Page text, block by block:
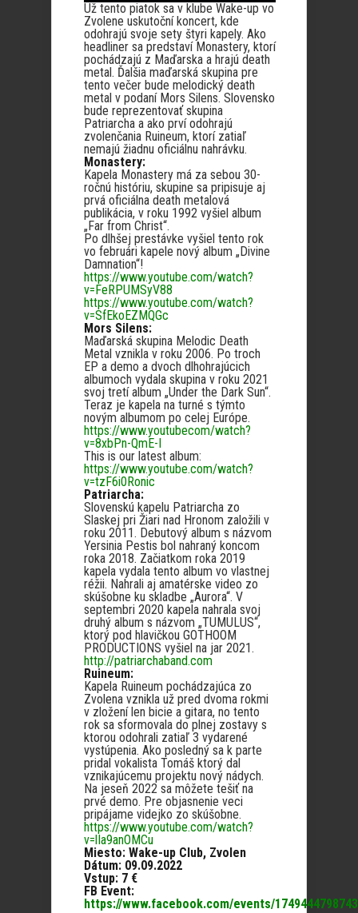
Už tento piatok sa v klube Wake-up vo
Zvolene uskutoční koncert, kde
odohrajú svoje sety štyri kapely. Ako
headliner sa predstaví Monastery, ktorí
pochádzajú z Maďarska a hrajú death
metal. Ďalšia maďarská skupina pre
tento večer bude melodický death
metal v podaní Mors Silens. Slovensko
bude reprezentovať skupina
Patriarcha a ako prví odohrajú
zvolenčania Ruineum, ktorí zatiaľ
nemajú žiadnu oficiálnu nahrávku.
Monastery:
Kapela Monastery má za sebou 30-
ročnú históriu, skupine sa pripisuje aj
prvá oficiálna death metalová
publikácia, v roku 1992 vyšiel album
„Far from Christ“.
Po dlhšej prestávke vyšiel tento rok
vo februári kapele nový album „Divine
Damnation“!
https://www.youtube.com/watch?
v=FeRPUMSyV88
https://www.youtube.com/watch?
v=SfEkoEZMQGc
Mors Silens:
Maďarská skupina Melodic Death
Metal vznikla v roku 2006. Po troch
EP a demo a dvoch dlhohrajúcich
albumoch vydala skupina v roku 2021
svoj tretí album „Under the Dark Sun“.
Teraz je kapela na turné s týmto
novým albumom po celej Európe.
https://www.youtubecom/watch?
v=8xbPn-QmE-I
This is our latest album:
https://www.youtube.com/watch?
v=tzF6i0Ronic
Patriarcha:
Slovenskú kapelu Patriarcha zo
Slaskej pri Žiari nad Hronom založili v
roku 2011. Debutový album s názvom
Yersinia Pestis bol nahraný koncom
roka 2018. Začiatkom roka 2019
kapela vydala tento album vo vlastnej
réžii. Nahrali aj amatérske video zo
skúšobne ku skladbe „Aurora“. V
septembri 2020 kapela nahrala svoj
druhý album s názvom „TUMULUS“,
ktorý pod hlavičkou GOTHOOM
PRODUCTIONS vyšiel na jar 2021.
http://patriarchaband.com
Ruineum:
Kapela Ruineum pochádzajúca zo
Zvolena vznikla už pred dvoma rokmi
v zložení len bicie a gitara, no tento
rok sa sformovala do plnej zostavy s
ktorou odohrali zatiaľ 3 vydarené
vystúpenia. Ako posledný sa k parte
pridal vokalista Tomáš ktorý dal
vznikajúcemu projektu nový nádych.
Na jeseň 2022 sa môžete tešiť na
prvé demo. Pre objasnenie veci
pripájame videjko zo skúšobne.
https://www.youtube.com/watch?
v=lIa9anOMCu
Miesto: Wake-up Club, Zvolen
Dátum: 09.09.2022
Vstup: 7 €
FB Event:
https://www.facebook.com/events/